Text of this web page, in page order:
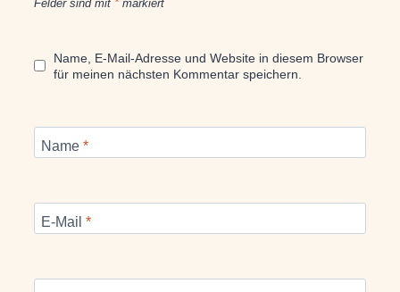
Felder sind mit *markiert
Name *
E-Mail *
Name, E-Mail-Adresse und Website in diesem Browser
für meinen nächsten Kommentar speichern.